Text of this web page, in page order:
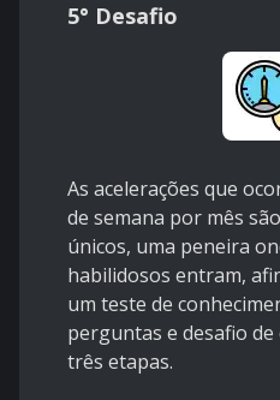
5° Desafio
As acelerações que
de semana por mês
únicos, uma peneira
habilidosos entram,
um teste de
perguntas e desafio
três etapas.